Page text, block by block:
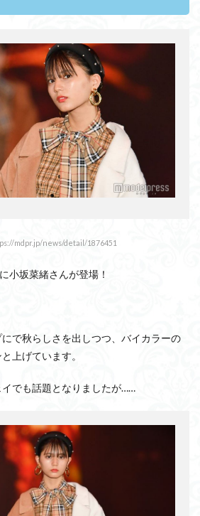
mdpr.jp/news/detail/1876451
小坂菜緒さんが登場！
で秋らしさを出しつつ、バイカラーの
上げています。
でも話題となりましたが……